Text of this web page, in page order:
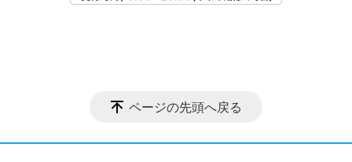
ページの先頭へ戻る